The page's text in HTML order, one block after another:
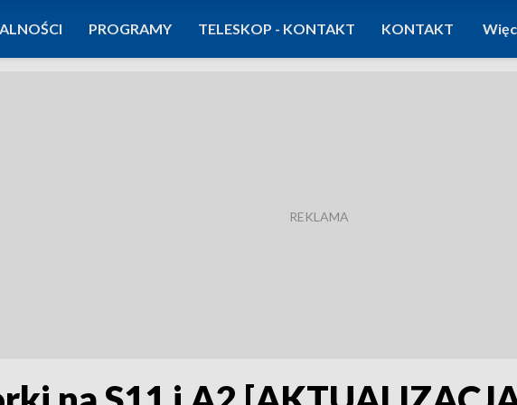
PROGRAMY TELESKOP - KONTAKT KONTAKT